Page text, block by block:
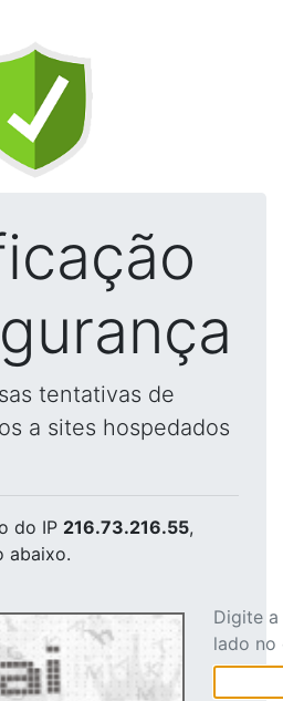
tentativas de
a sites hospedados
do IP 216.73.216.55,
abaixo.
Digite
lado no